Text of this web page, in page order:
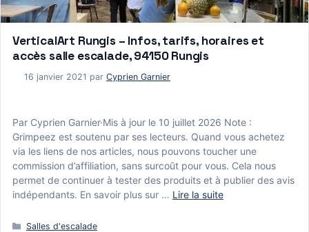
VerticalArt Rungis – Infos, tarifs, horaires et
accès salle escalade, 94150 Rungis
16 janvier 2021 par Cyprien Garnier
Par Cyprien Garnier·Mis à jour le 10 juillet 2026 Note :
Grimpeez est soutenu par ses lecteurs. Quand vous achetez
via les liens de nos articles, nous pouvons toucher une
commission d’affiliation, sans surcoût pour vous. Cela nous
permet de continuer à tester des produits et à publier des avis
indépendants. En savoir plus sur … Lire la suite
Catégories
Salles d'escalade